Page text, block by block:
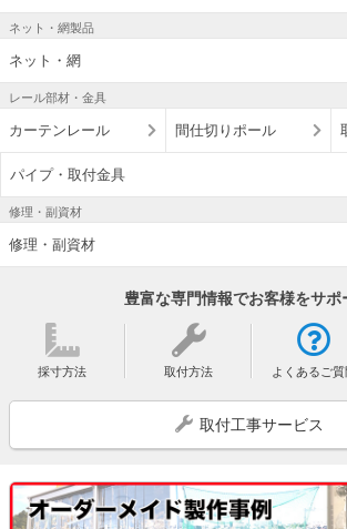
ネット・網製品
ネット・網
レール部材・金具
カーテンレール 間仕切りポール
パイプ・取付金具
修理・副資材
修理・副資材
豊富な専門情報でお客様をサポ
採寸方法 取付方法 よくあるご質
取付工事サービス